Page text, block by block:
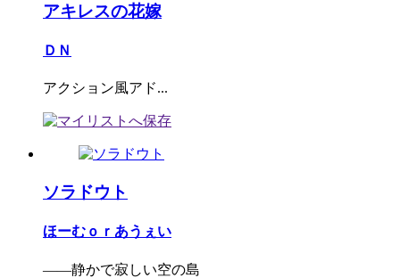
アキレスの花嫁
ＤＮ
アクション風アド...
ソラドウト
ほーむｏｒあうぇい
――静かで寂しい空の島